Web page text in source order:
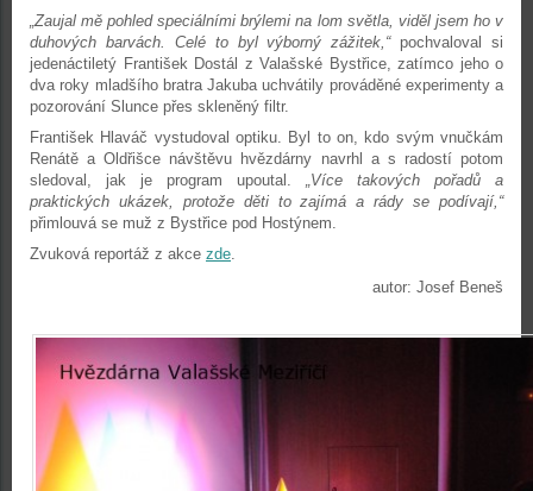
„Zaujal mě pohled speciálními brýlemi na lom světla, viděl jsem ho v
duhových barvách. Celé to byl výborný zážitek,“ pochvaloval si
jedenáctiletý František Dostál z Valašské Bystřice, zatímco jeho o
dva roky mladšího bratra Jakuba uchvátily prováděné experimenty a
pozorování Slunce přes skleněný filtr.
František Hlaváč vystudoval optiku. Byl to on, kdo svým vnučkám
Renátě a Oldřišce návštěvu hvězdárny navrhl a s radostí potom
sledoval, jak je program upoutal. „Více takových pořadů a
praktických ukázek, protože děti to zajímá a rády se podívají,“
přimlouvá se muž z Bystřice pod Hostýnem.
Zvuková reportáž z akce zde.
autor: Josef Beneš